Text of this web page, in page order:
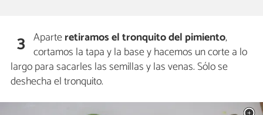
3 Aparteretiramos el tronquito del pimiento,
cortamos la tapa y la base y hacemos un corte a lo
largo para sacarles las semillas y las venas. Sólo se
deshecha el tronquito.